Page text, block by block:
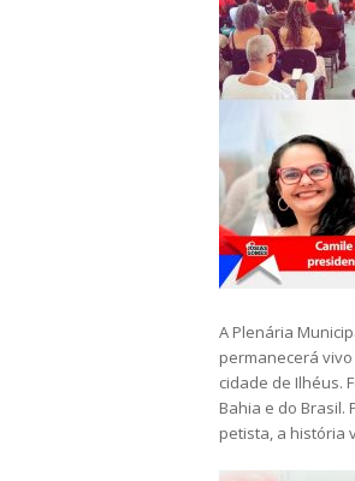
A Plenária
permanecerá
cidade de Ilhéus.
Bahia e do Brasil.
petista, a história